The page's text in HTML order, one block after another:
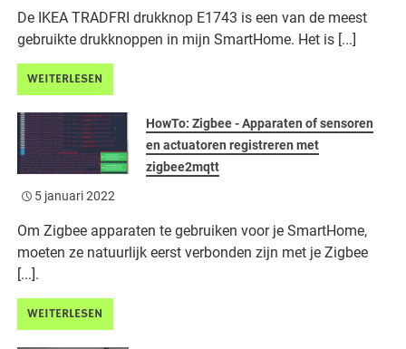
De IKEA TRADFRI drukknop E1743 is een van de meest
gebruikte drukknoppen in mijn SmartHome. Het is [...]
WEITERLESEN
HowTo: Zigbee - Apparaten of sensoren
en actuatoren registreren met
zigbee2mqtt
5 januari 2022
Om Zigbee apparaten te gebruiken voor je SmartHome,
moeten ze natuurlijk eerst verbonden zijn met je Zigbee
[...].
WEITERLESEN